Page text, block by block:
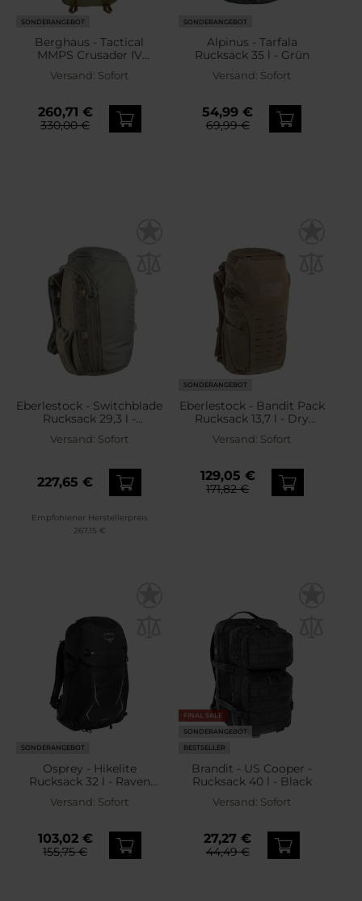
SONDERANGEBOT
Berghaus - Tactical
MMPS Crusader IV
Rucksack 90 + 20 l -
Cedar
Versand: Sofort
260,71 €
330,00 €
SONDERANGEBOT
Alpinus - Tarfala
Rucksack 35 l - Grün
Versand: Sofort
54,99 €
69,99 €
Eberlestock - Switchblade
Rucksack 29,3 l -
Green/Gray
Versand: Sofort
227,65 €
Empfohlener Herstellerpreis
267,15 €
SONDERANGEBOT
Eberlestock - Bandit Pack
Rucksack 13,7 l - Dry
Versand: Sofort
129,05 €
171,82 €
SONDERANGEBOT
Osprey - Hikelite
Rucksack 32 l - Raven
Versand: Sofort
103,02 €
155,75 €
FINAL SALE
SONDERANGEBOT
BESTSELLER
Brandit - US Cooper -
Rucksack 40 l - Black
Versand: Sofort
27,27 €
44,49 €